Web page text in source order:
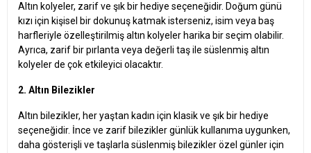
Altın kolyeler, zarif ve şık bir hediye seçeneğidir. Doğum günü
kızı için kişisel bir dokunuş katmak isterseniz, isim veya baş
harfleriyle özelleştirilmiş altın kolyeler harika bir seçim olabilir.
Ayrıca, zarif bir pırlanta veya değerli taş ile süslenmiş altın
kolyeler de çok etkileyici olacaktır.
2. Altın Bilezikler
Altın bilezikler, her yaştan kadın için klasik ve şık bir hediye
seçeneğidir. İnce ve zarif bilezikler günlük kullanıma uygunken,
daha gösterişli ve taşlarla süslenmiş bilezikler özel günler için